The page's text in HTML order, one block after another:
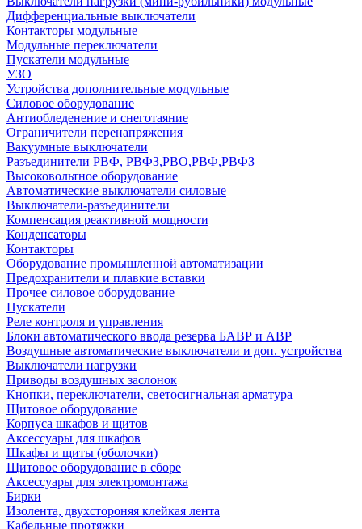
Дифференциальные выключатели
Контакторы модульные
Модульные переключатели
Пускатели модульные
УЗО
Устройства дополнительные модульные
Силовое оборудование
Антиобледенение и снеготаяние
Ограничители перенапряжения
Вакуумные выключатели
Разъединители РВФ, РВФЗ,РВО,РВФ,РВФЗ
Высоковольтное оборудование
Автоматические выключатели cиловые
Выключатели-разъединители
Компенсация реактивной мощности
Конденсаторы
Контакторы
Оборудование промышленной автоматизации
Предохранители и плавкие вставки
Прочее силовое оборудование
Пускатели
Реле контроля и управления
Блоки автоматического ввода резерва БАВР и АВР
Воздушные автоматические выключатели и доп. устройства
Выключатели нагрузки
Приводы воздушных заслонок
Кнопки, переключатели, светосигнальная арматура
Щитовое оборудование
Корпуса шкафов и щитов
Аксессуары для шкафов
Шкафы и щиты (оболочки)
Щитовое оборудование в сборе
Аксессуары для электромонтажа
Бирки
Изолента, двухстороняя клейкая лента
Кабельные протяжки